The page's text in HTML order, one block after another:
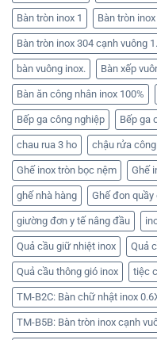
Bàn tròn inox 1 Bàn tròn inox
Bàn tròn inox 304 cạnh vuông
bàn vuông inox. Bàn xếp
Bàn ăn công nhân inox 100%
Bếp ga công nghiệp Bếp ga
chau rua 3 ho chậu rửa
Ghế inox tròn bọc nệm Ghế
ghế nhà hàng Ghế đon quầy
giường đơn y tế nâng đầu
Quả cầu giữ nhiệt inox Quả
Quả cầu thông gió inox tiệc
TM-B2C: Bàn chữ nhật inox
TM-B5B: Bàn tròn inox cạnh